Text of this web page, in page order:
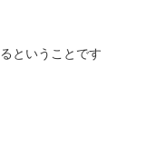
ということです